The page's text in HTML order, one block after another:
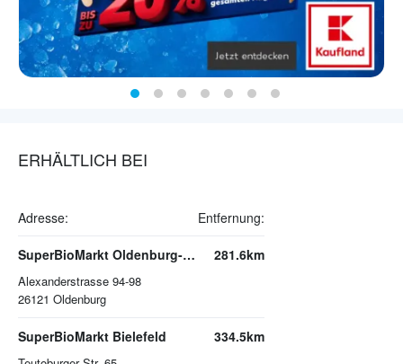
ERHÄLTLICH BEI
Adresse: Entfernung:
SuperBioMarkt Oldenburg-Bürgerfelde
Alexanderstrasse 94-98
26121 Oldenburg
281.6km
SuperBioMarkt Bielefeld 334.5km